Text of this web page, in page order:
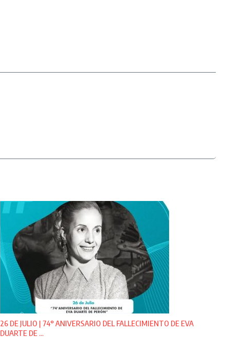
26 DE JULIO | 74° ANIVERSARIO DEL FALLECIMIENTO DE EVA
DUARTE DE ...